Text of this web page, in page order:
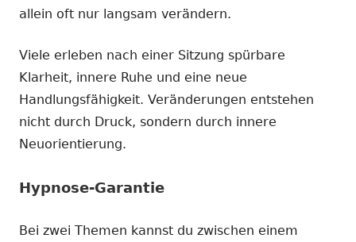
allein oft nur langsam verändern.
Viele erleben nach einer Sitzung spürbare
Klarheit, innere Ruhe und eine neue
Handlungsfähigkeit. Veränderungen entstehen
nicht durch Druck, sondern durch innere
Neuorientierung.
Hypnose-Garantie
Bei zwei Themen kannst du zwischen einem